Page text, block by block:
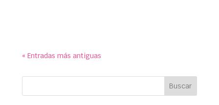
« Entradas más antiguas